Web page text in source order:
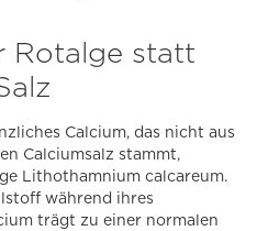
Rotalge statt
Calcium, das nicht aus
Calciumsalz stammt,
Lithothamnium calcareum.
während ihres
trägt zu einer normalen